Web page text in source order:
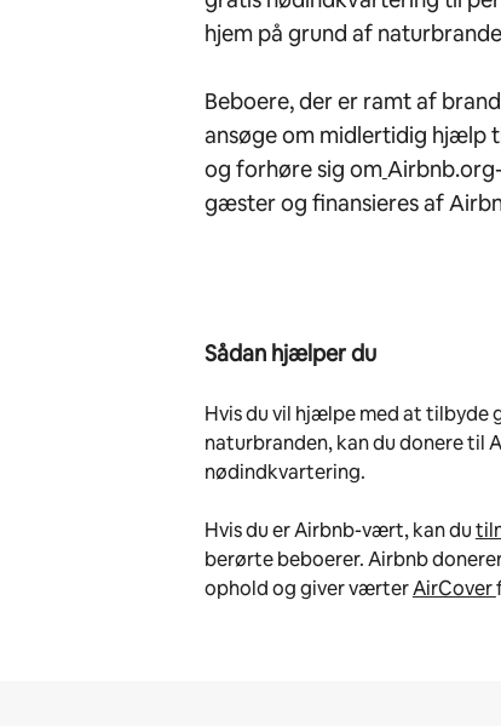
hjem på grund af
Beboere, der er ramt af
ansøge om midlertidig hjælp
og forhøre sig om
gæster og finansieres af
Sådan hjælper du
Hvis du vil hjælpe med at tilbyde
naturbranden, kan du donere til
nødindkvartering.
Hvis du er Airbnb-vært, kan du
berørte beboerer. Airbnb
ophold og giver værterAirCover